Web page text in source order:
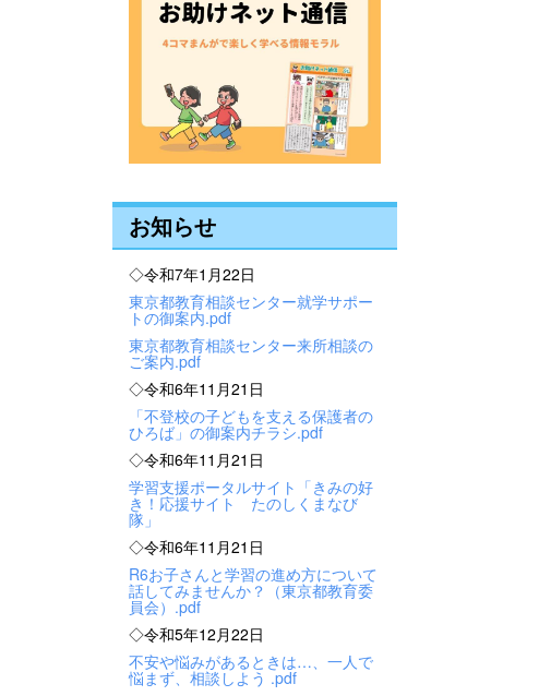
お知らせ
◇令和7年1月22日
東京都教育相談センター就学サポー
トの御案内.pdf
東京都教育相談センター来所相談の
ご案内.pdf
◇令和6年11月21日
「不登校の子どもを支える保護者の
ひろば」の御案内チラシ.pdf
◇令和6年11月21日
学習支援ポータルサイト「きみの好
き！応援サイト たのしくまなび
隊」
◇令和6年11月21日
R6お子さんと学習の進め方について
話してみませんか？（東京都教育委
員会）.pdf
◇令和5年12月22日
不安や悩みがあるときは…、一人で
悩まず、相談しよう .pdf